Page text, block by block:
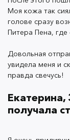
бледной,
хожу с
пленкой. И
надоело!
Прошиммер
решила, что
понравилось,
регулировать
Моя кожа так
голове сразу
Питера Пена,
Довольная
увидела меня и
правда свечусь!
Екатерина,
получала